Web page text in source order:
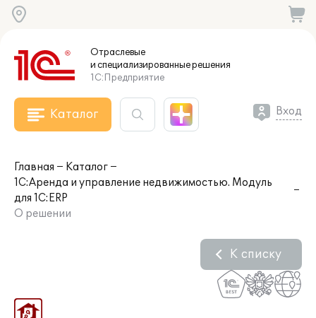
Отраслевые
и специализированныерешения
1С:Предприятие
Каталог Вход
Главная
Каталог
1С:Аренда и управление недвижимостью. Модуль
для 1С:ERP
О решении
К списку